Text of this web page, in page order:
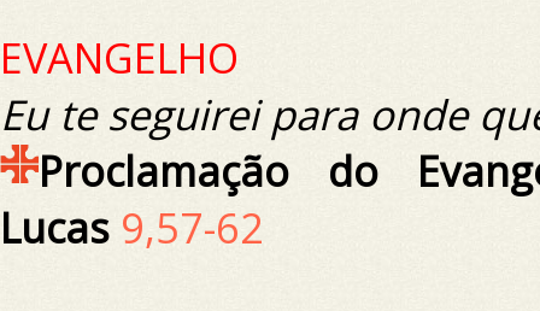
EVANGELHO
Eu te seguirei para onde
Proclamação do
Lucas 9,57-62